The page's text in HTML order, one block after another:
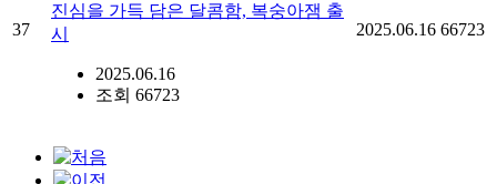
37
진심을 가득 담은 달콤함, 복숭아잼 출
시
2025.06.16
조회 66723
2025.06.16 66723